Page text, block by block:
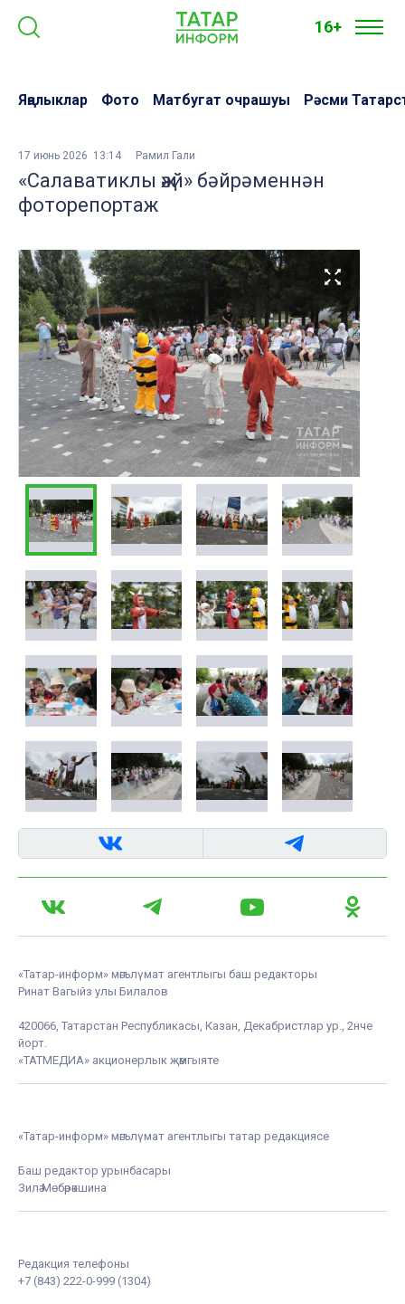
16+
Яңалыклар Фото Матбугат очрашуы Рәсми
17 июнь 2026 13:14 Рамил Гали
«Салаватиклы җәй» бәйрәменнән
фоторепортаж
«Татар-информ» мәгълүмат агентлыгы баш редакторы
Ринат Вагыйз улы Билалов
420066, Татарстан Республикасы, Казан, Декабристлар ур., 2нче
йорт.
«ТАТМЕДИА» акционерлык җәмгыяте
«Татар-информ» мәгълүмат агентлыгы татар редакциясе
Баш редактор урынбасары
Зилә Мөбәрәкшина
Редакция телефоны
+7 (843) 222-0-999 (1304)